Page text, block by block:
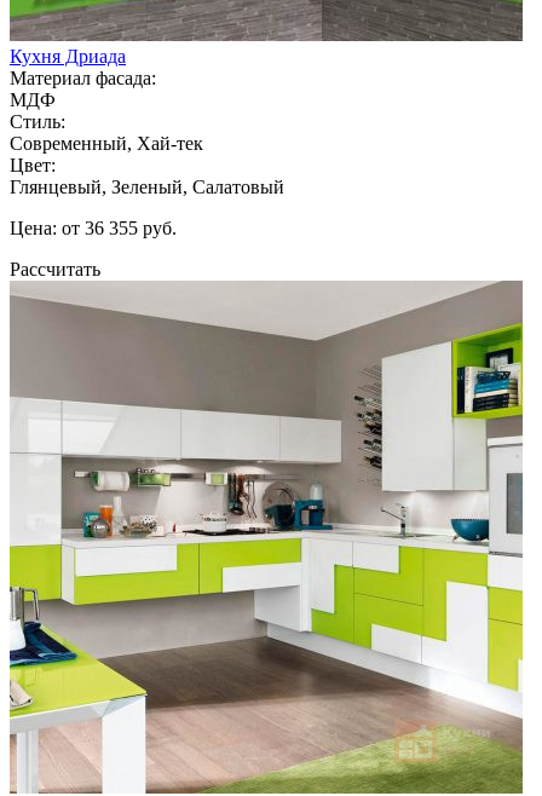
Кухня Дриада
Материал фасада:
МДФ
Стиль:
Современный, Хай-тек
Цвет:
Глянцевый, Зеленый, Салатовый
Цена: от 36 355 руб.
Рассчитать